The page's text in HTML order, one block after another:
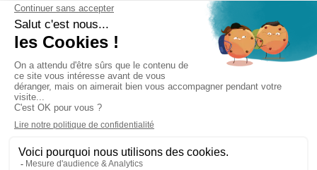
Cabinet d’experts-comptables commissaires aux